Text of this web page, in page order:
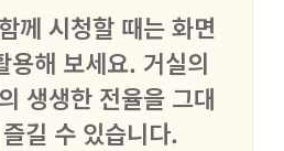
께 시청할 때는 화면
용해 보세요. 거실의
생생한 전율을 그대
길 수 있습니다.